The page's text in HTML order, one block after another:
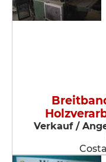
Verkauf /